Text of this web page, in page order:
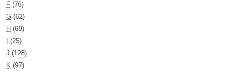
F (76)
G (62)
H (69)
(25)
J (128)
K (97)